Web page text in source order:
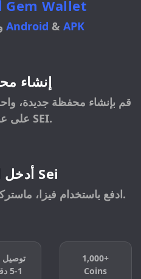
1. احصل على Gem Wallet
Android & APK
2. إنشاء
قم بإنشاء محفظة جديدة،
على عنوانك فيها SEI.
3. أدخل المبلغ Sei
ادفع باستخدام فيزا، ماستركارد، أبل باي، أو جوجل باي.
توصيل
1-5 دقائق
1,000+
Coins